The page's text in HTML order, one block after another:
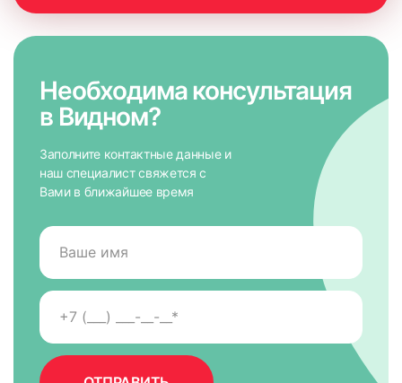
Необходима консультация
в Видном?
Заполните контактные данные и
наш специалист свяжется с
Вами в ближайшее время